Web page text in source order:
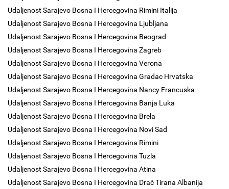
Udaljenost Sarajevo Bosna I Hercegovina Rimini Italija
Udaljenost Sarajevo Bosna I Hercegovina Ljubljana
Udaljenost Sarajevo Bosna I Hercegovina Beograd
Udaljenost Sarajevo Bosna I Hercegovina Zagreb
Udaljenost Sarajevo Bosna I Hercegovina Verona
Udaljenost Sarajevo Bosna I Hercegovina Gradac Hrvatska
Udaljenost Sarajevo Bosna I Hercegovina Nancy Francuska
Udaljenost Sarajevo Bosna I Hercegovina Banja Luka
Udaljenost Sarajevo Bosna I Hercegovina Brela
Udaljenost Sarajevo Bosna I Hercegovina Novi Sad
Udaljenost Sarajevo Bosna I Hercegovina Rimini
Udaljenost Sarajevo Bosna I Hercegovina Tuzla
Udaljenost Sarajevo Bosna I Hercegovina Atina
Udaljenost Sarajevo Bosna I Hercegovina Drač Tirana Albanija